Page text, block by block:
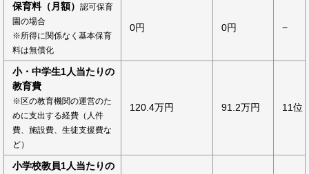
保育料（月額）
認可保育
園の場合
※所得に関係なく基本保育
料は無償化
0円 0円 −
小・中学生1人当たりの
教育費
※区の教育機関の運営のた
めに支出する経費（人件
費、施設費、生徒支援費な
ど）
120.4万円 91.2万円 11位
小学校教員1人当たりの